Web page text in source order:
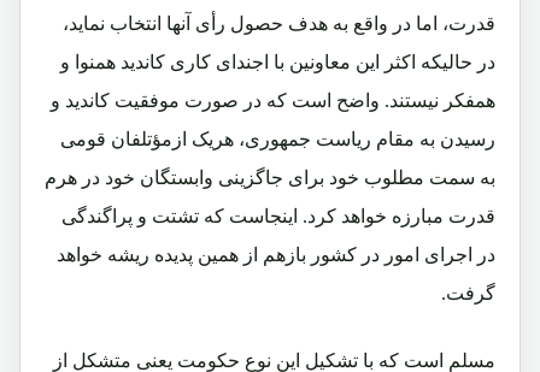
قدرت، اما در واقع به هدف حصول رأی آنها انتخاب نماید،
در حالیکه اکثر این معاونین با اجندای کاری کاندید همنوا و
همفکر نیستند. واضح است که در صورت موفقیت کاندید و
رسیدن به مقام ریاست جمهوری، هریک ازمؤتلفان قومی
به سمت مطلوب خود برای جاگزینی وابستگان خود در هرم
قدرت مبارزه خواهد کرد. اینجاست که تشتت و پراگندگی
در اجرای امور در کشور بازهم از همین پدیده ریشه خواهد
گرفت.
مسلم است که با تشکیل این نوع حکومت یعنی متشکل از